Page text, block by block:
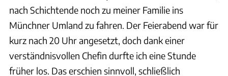
nach Schichtende noch zu meiner Familie ins
Münchner Umland zu fahren. Der Feierabend war für
kurz nach 20 Uhr angesetzt, doch dank einer
verständnisvollen Chefin durfte ich eine Stunde
früher los. Das erschien sinnvoll, schließlich